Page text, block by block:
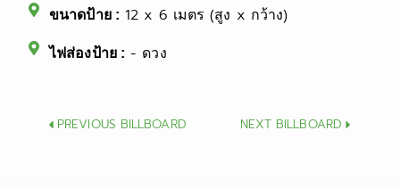
ขนาดป้าย : 12 x 6 เมตร (สูง x กว้าง)
ไฟส่องป้าย : - ดวง
PrevPREVIOUS BILLBOARD NEXT BILLBOARD Next